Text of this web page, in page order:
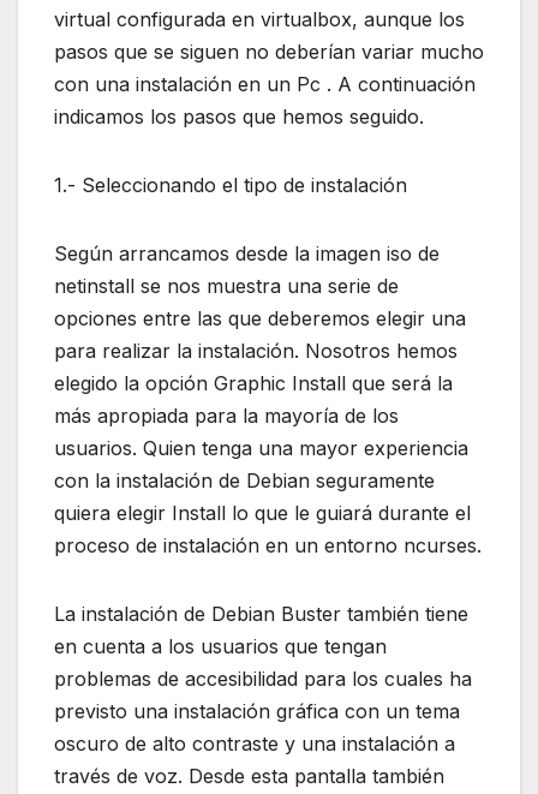
virtual configurada en virtualbox, aunque los
pasos que se siguen no deberían variar mucho
con una instalación en un Pc . A continuación
indicamos los pasos que hemos seguido.
1.- Seleccionando el tipo de instalación
Según arrancamos desde la imagen iso de
netinstall se nos muestra una serie de
opciones entre las que deberemos elegir una
para realizar la instalación. Nosotros hemos
elegido la opción Graphic Install que será la
más apropiada para la mayoría de los
usuarios. Quien tenga una mayor experiencia
con la instalación de Debian seguramente
quiera elegir Install lo que le guiará durante el
proceso de instalación en un entorno ncurses.
La instalación de Debian Buster también tiene
en cuenta a los usuarios que tengan
problemas de accesibilidad para los cuales ha
previsto una instalación gráfica con un tema
oscuro de alto contraste y una instalación a
través de voz. Desde esta pantalla también